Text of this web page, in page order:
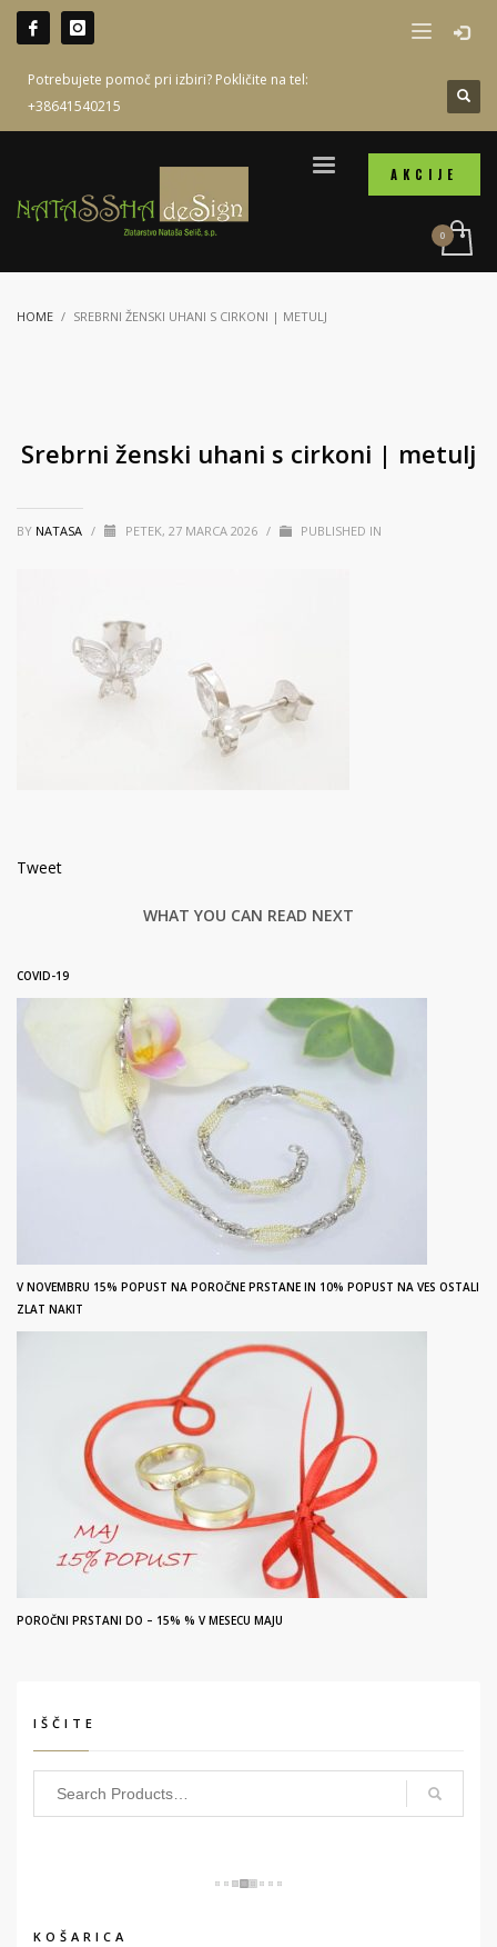
Potrebujete pomoč pri izbiri? Pokličite na tel:
+38641540215
AKCIJE
HOME SREBRNI ŽENSKI UHANI S CIRKONI | METULJ
Srebrni ženski uhani s cirkoni | metulj
BY NATASA / PETEK, 27 MARCA 2026 / PUBLISHED IN
Tweet
WHAT YOU CAN READ NEXT
COVID-19
V NOVEMBRU 15% POPUST NA POROČNE PRSTANE IN 10% POPUST NA VES OSTALI
ZLAT NAKIT
POROČNI PRSTANI DO – 15% % V MESECU MAJU
IŠČITE
KOŠARICA